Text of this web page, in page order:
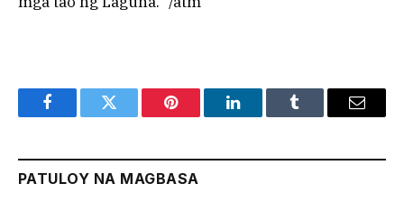
FacebookTwitter Pinterest LinkedInTumblr Email
PATULOY NA MAGBASA